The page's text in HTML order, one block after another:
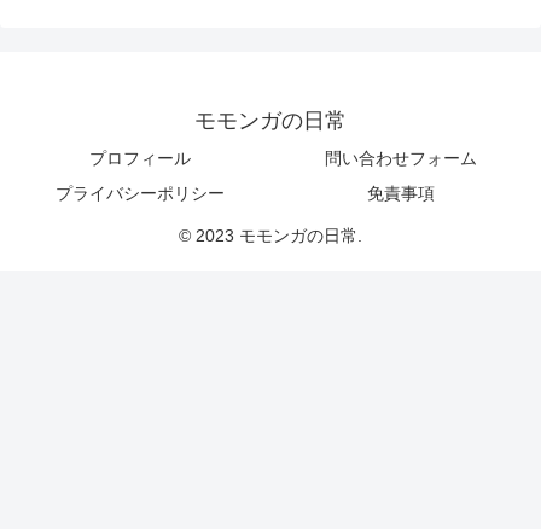
モモンガの日常
プロフィール
問い合わせフォーム
プライバシーポリシー
免責事項
© 2023 モモンガの日常.